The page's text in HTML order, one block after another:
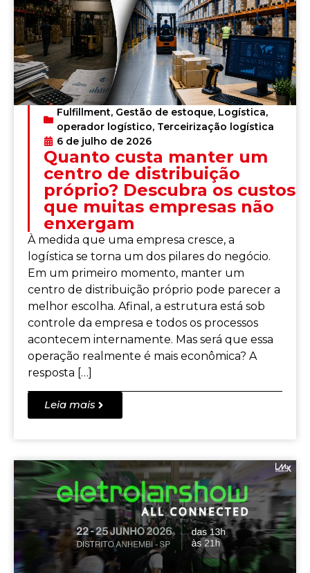
Fulfillment, Gestão de estoque, Logística,
operador logístico, Terceirização logística
6 de julho de 2026
Quanto custa manter um
centro de distribuição
próprio? Descubra os custos
que muitas empresas não
enxergam
À medida que uma empresa cresce, a
logística se torna um dos pilares do negócio.
Em um primeiro momento, manter um
centro de distribuição próprio pode parecer a
melhor escolha. Afinal, a estrutura está sob
controle da empresa e todos os processos
acontecem internamente. Mas será que essa
operação realmente é mais econômica? A
resposta […]
Leia mais